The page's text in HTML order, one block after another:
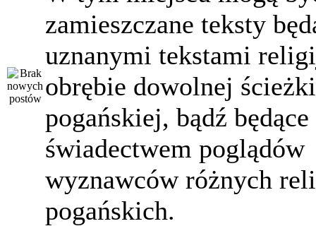
zamieszczane teksty
uznanymi tekstami
obrębie dowolnej ścieżki
pogańskiej, bądź będące
świadectwem poglądów
wyznawców różnych
pogańskich.